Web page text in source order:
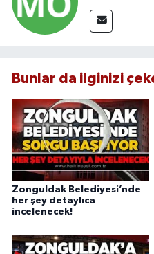
Bunlar da ilginizi
Zonguldak Belediyesi’nde
her şey detaylıca
incelenecek!